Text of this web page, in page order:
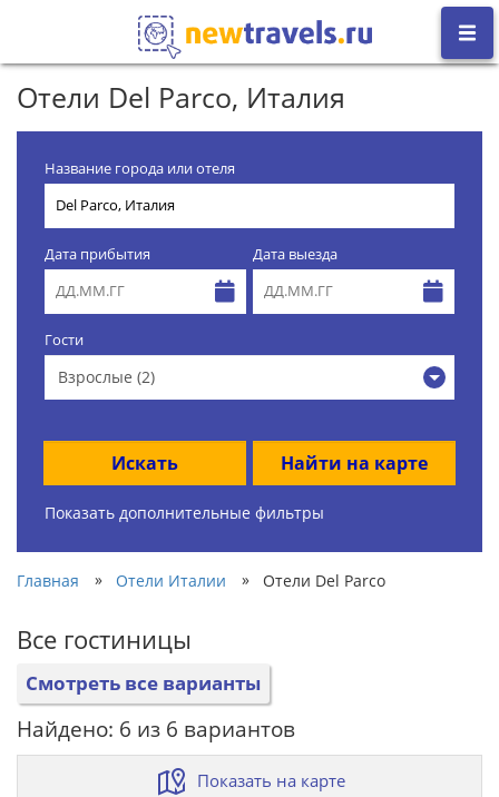
Отели Del Parco, Италия
Название города или отеля
Дата прибытия Дата выезда
Гости
Взрослые (2)
Искать Найти на карте
Показать дополнительные фильтры
Главная » Отели Италии » Отели Del Parco
Все гостиницы
Смотреть все варианты
Найдено: 6 из 6 вариантов
Показать на карте